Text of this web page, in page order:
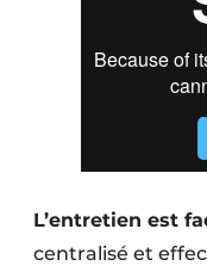
L’entretien est
centralisé et